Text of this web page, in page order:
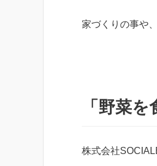
家づくりの事や
「野菜
株式会社